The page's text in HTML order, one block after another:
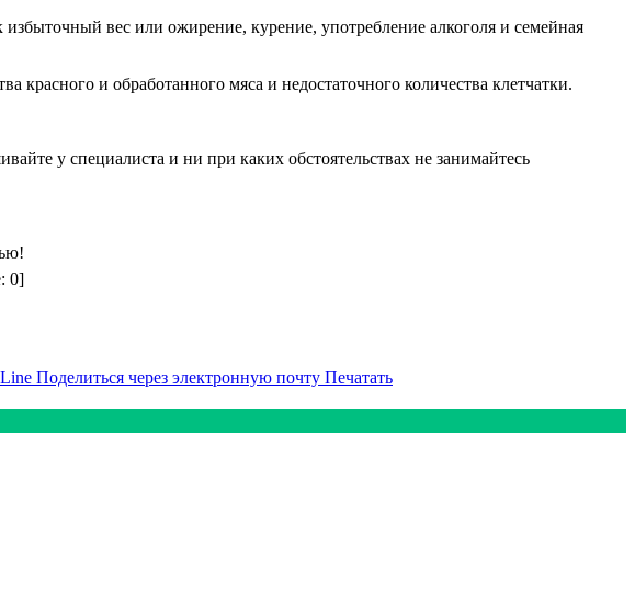
вес или ожирение, курение, употребление алкоголя и семейная
красного и обработанного мяса и недостаточного количества клетчатки.
у специалиста и ни при каких обстоятельствах не занимайтесь
0]
Line Поделиться через электронную почту Печатать